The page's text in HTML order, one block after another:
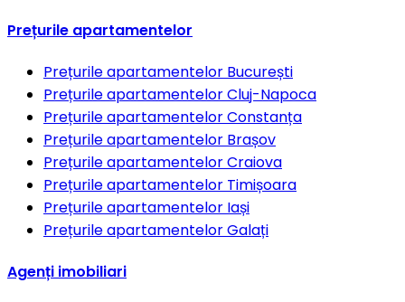
Prețurile apartamentelor
Prețurile apartamentelor București
Prețurile apartamentelorCluj-Napoca
Prețurile apartamentelorConstanța
Prețurile apartamentelor Brașov
Prețurile apartamentelorCraiova
Prețurile apartamentelor Timișoara
Prețurile apartamentelor Iași
Prețurile apartamentelorGalați
Agenți imobiliari